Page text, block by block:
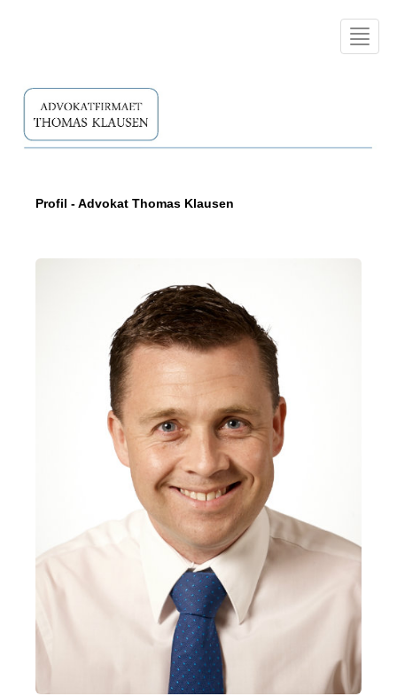
Toggle
Profil - Advokat Thomas Klausen